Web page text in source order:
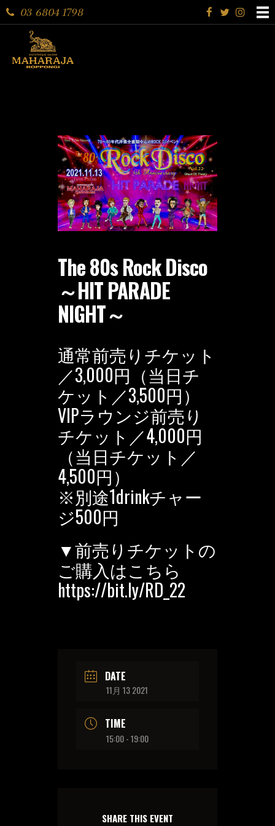
03 6804 1798
The 80s Rock Disco
～HIT PARADE
NIGHT～
通常前売りチケット
／3,000円（当日チ
ケット／3,500円）
VIPラウンジ前売り
チケット／4,000円
（当日チケット／
4,500円）
※別途1drinkチャー
ジ500円
▼前売りチケットの
ご購入はこちら
https://bit.ly/RD_22
DATE
11月 13 2021
TIME
15:00 - 19:00
SHARE THIS EVENT